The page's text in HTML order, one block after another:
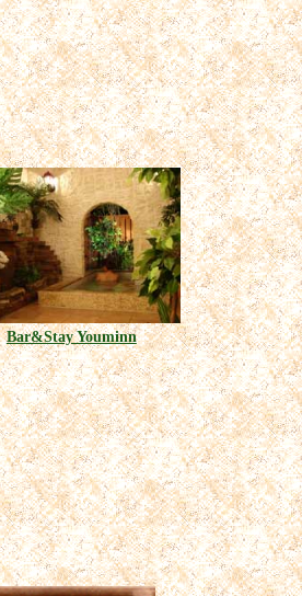
Bar&Stay Youminn